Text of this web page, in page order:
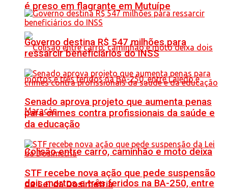
é preso em flagrante em Mutuípe
Colisão entre carro, caminhão e moto deixa
dois mortos e três feridos na BA-250, entre
Governo destina R$ 547 milhões para
ressarcir beneficiários do INSS
Senado aprova projeto que aumenta penas
para crimes contra profissionais da saúde e
da educação
STF recebe nova ação que pede suspensão
da Lei da Dosimetria